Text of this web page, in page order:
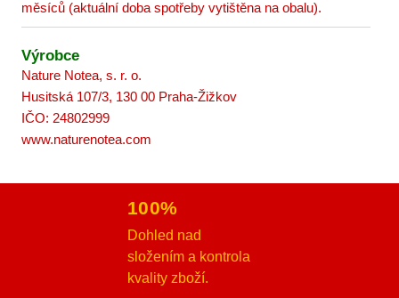
měsíců (aktuální doba spotřeby vytištěna na obalu).
Výrobce
Nature Notea, s. r. o.
Husitská 107/3, 130 00 Praha-Žižkov
IČO: 24802999
www.naturenotea.com
100%
Dohled nad
složením a kontrola
kvality zboží.